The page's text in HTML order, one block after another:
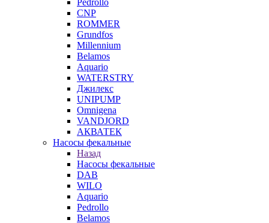
Pedrollo
CNP
ROMMER
Grundfos
Millennium
Belamos
Aquario
WATERSTRY
Джилекс
UNIPUMP
Omnigena
VANDJORD
АКВАТЕК
Насосы фекальные
Назад
Насосы фекальные
DAB
WILO
Aquario
Pedrollo
Belamos